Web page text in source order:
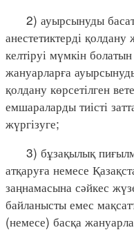
2) ауырсынуды
анестетиктерді
келтіруі мүмкін
жануарларға
қолдану көрсетілген
емшараларды тиісті
жүргізуге;
3) бұзақылық
атқаруға немесе
заңнамасына сәйкес
байланысты емес
(немесе) басқа